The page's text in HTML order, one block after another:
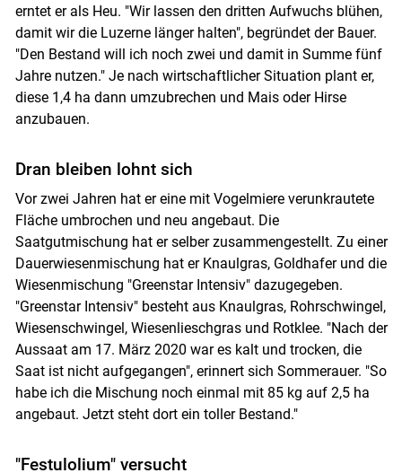
erntet er als Heu. "Wir lassen den dritten Aufwuchs blühen,
damit wir die Luzerne länger halten", begründet der Bauer.
"Den Bestand will ich noch zwei und damit in Summe fünf
Jahre nutzen." Je nach wirtschaftlicher Situation plant er,
diese 1,4 ha dann umzubrechen und Mais oder Hirse
anzubauen.
Dran bleiben lohnt sich
Vor zwei Jahren hat er eine mit Vogelmiere verunkrautete
Fläche umbrochen und neu angebaut. Die
Saatgutmischung hat er selber zusammengestellt. Zu einer
Dauerwiesenmischung hat er Knaulgras, Goldhafer und die
Wiesenmischung "Greenstar Intensiv" dazugegeben.
"Greenstar Intensiv" besteht aus Knaulgras, Rohrschwingel,
Wiesenschwingel, Wiesenlieschgras und Rotklee. "Nach der
Aussaat am 17. März 2020 war es kalt und trocken, die
Saat ist nicht aufgegangen", erinnert sich Sommerauer. "So
habe ich die Mischung noch einmal mit 85 kg auf 2,5 ha
angebaut. Jetzt steht dort ein toller Bestand."
"Festulolium" versucht